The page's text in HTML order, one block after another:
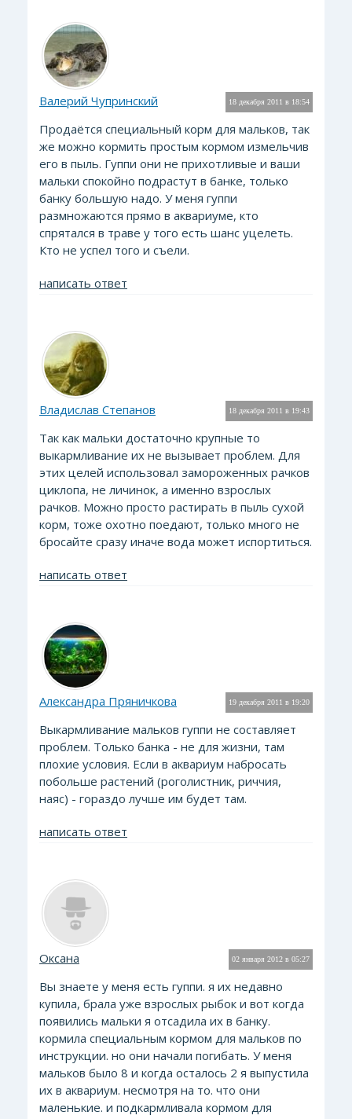
18 декабря 2011 в 18:54
Валерий Чупринский
Продаётся специальный корм для мальков, так
же можно кормить простым кормом измельчив
его в пыль. Гуппи они не прихотливые и ваши
мальки спокойно подрастут в банке, только
банку большую надо. У меня гуппи
размножаются прямо в аквариуме, кто
спрятался в траве у того есть шанс уцелеть.
Кто не успел того и съели.
написать ответ
18 декабря 2011 в 19:43
Владислав Степанов
Так как мальки достаточно крупные то
выкармливание их не вызывает проблем. Для
этих целей использовал замороженных рачков
циклопа, не личинок, а именно взрослых
рачков. Можно просто растирать в пыль сухой
корм, тоже охотно поедают, только много не
бросайте сразу иначе вода может испортиться.
написать ответ
19 декабря 2011 в 19:20
Александра Пряничкова
Выкармливание мальков гуппи не составляет
проблем. Только банка - не для жизни, там
плохие условия. Если в аквариум набросать
побольше растений (роголистник, риччия,
наяс) - гораздо лучше им будет там.
написать ответ
02 января 2012 в 05:27
Оксана
Вы знаете у меня есть гуппи. я их недавно
купила, брала уже взрослых рыбок и вот когда
появились мальки я отсадила их в банку.
кормила специальным кормом для мальков по
инструкции. но они начали погибать. У меня
мальков было 8 и когда осталось 2 я выпустила
их в аквариум. несмотря на то. что они
маленькие. и подкармливала кормом для